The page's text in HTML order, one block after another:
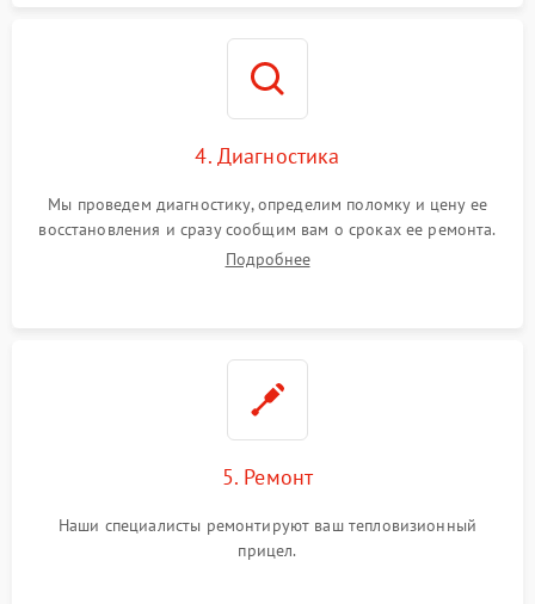
4. Диагностика
Мы проведем диагностику, определим поломку и цену ее
восстановления и сразу сообщим вам о сроках ее ремонта.
Подробнее
5. Ремонт
Наши специалисты ремонтируют ваш тепловизионный
прицел.